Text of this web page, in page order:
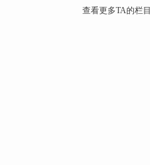
查看更多TA的栏目